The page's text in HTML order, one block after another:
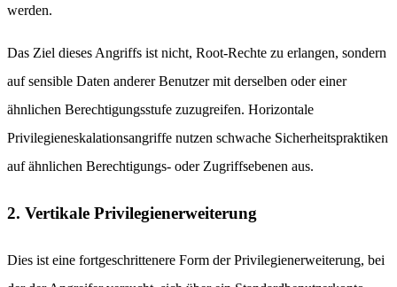
werden.
Das Ziel dieses Angriffs ist nicht, Root-Rechte zu erlangen, sondern
auf sensible Daten anderer Benutzer mit derselben oder einer
ähnlichen Berechtigungsstufe zuzugreifen. Horizontale
Privilegieneskalationsangriffe nutzen schwache Sicherheitspraktiken
auf ähnlichen Berechtigungs- oder Zugriffsebenen aus.
2. Vertikale Privilegienerweiterung
Dies ist eine fortgeschrittenere Form der Privilegienerweiterung, bei